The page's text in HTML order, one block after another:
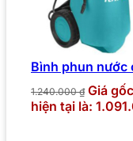
Bình phun nước
1.240.000₫ Giá
hiện tại là: